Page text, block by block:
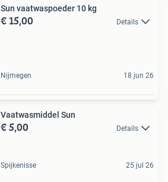
Sun vaatwaspoeder 10 kg
€ 15,00 Details
Nijmegen 18 jun 26
Vaatwasmiddel Sun
€ 5,00 Details
Spijkenisse 25 jul 26